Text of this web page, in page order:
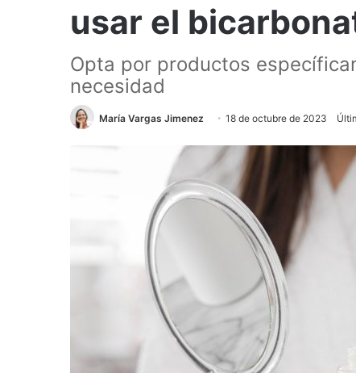
usar el
Opta por productos
necesidad
María Vargas Jimenez 18 de octubre de 2023